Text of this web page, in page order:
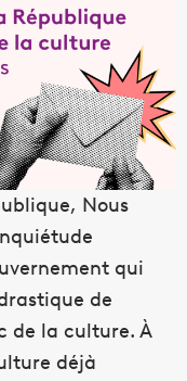
Nous
qui
de
de la culture. À
déjà